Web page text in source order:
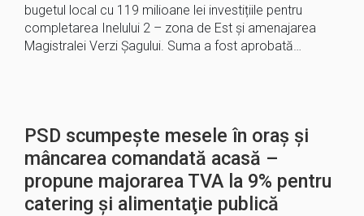
bugetul local cu 119 milioane lei investițiile pentru
completarea Inelului 2 – zona de Est și amenajarea
Magistralei Verzi Șagului. Suma a fost aprobată…
PSD scumpește mesele în oraș și
mâncarea comandată acasă –
propune majorarea TVA la 9% pentru
catering şi alimentaţie publică